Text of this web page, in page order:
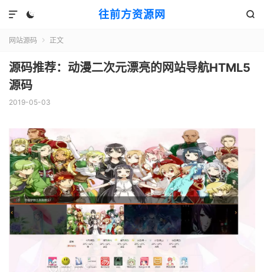
往前方资源网
 

网站源码  正文
源码推荐：动漫二次元漂亮的网站导航HTML5
源码
2019-05-03